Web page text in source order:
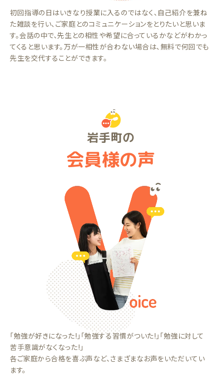
初回指導の日はいきなり授業に入るのではなく、自己紹介を兼ね
た雑談を行い、ご家庭とのコミュニケーションをとりたいと思いま
す。会話の中で、先生との相性や希望に合っているかなどがわかっ
てくると思います。万が一相性が合わない場合は、無料で何回でも
先生を交代することができます。
岩手町の
会員様の声
「勉強が好きになった!」「勉強する習慣がついた!」「勉強に対して
苦手意識がなくなった!」
各ご家庭から合格を喜ぶ声など、さまざまなお声をいただいてい
ます。